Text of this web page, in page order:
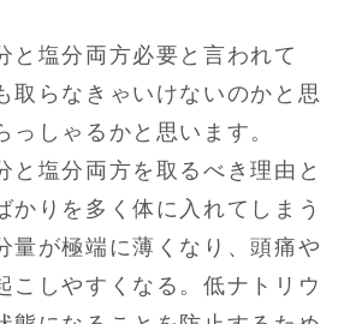
と塩分両方必要と言われて
取らなきゃいけないのかと思
っしゃるかと思います。
と塩分両方を取るべき理由と
かりを多く体に入れてしまう
量が極端に薄くなり、頭痛や
こしやすくなる。低ナトリウ